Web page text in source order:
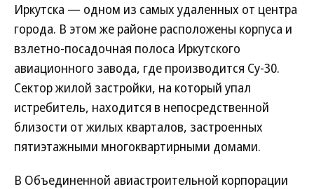
Иркутска — одном из самых удаленных от центра
города. В этом же районе расположены корпуса и
взлетно-посадочная полоса Иркутского
авиационного завода, где производится Су-30.
Сектор жилой застройки, на который упал
истребитель, находится в непосредственной
близости от жилых кварталов, застроенных
пятиэтажными многоквартирными домами.
В Объединенной авиастроительной корпорации